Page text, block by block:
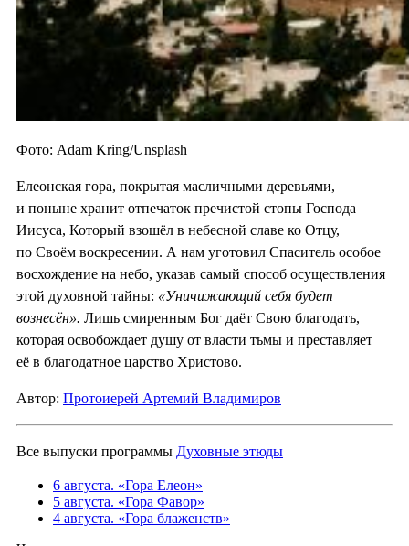
Фото: Adam Kring/Unsplash
Елеонская гора, покрытая масличными деревьями,
и поныне хранит отпечаток пречистой стопы Господа
Иисуса, Который взошёл в небесной славе ко Отцу,
по Своём воскресении. А нам уготовил Спаситель особое
восхождение на небо, указав самый способ осуществления
этой духовной тайны: «Уничижающий себя будет
вознесён». Лишь смиренным Бог даёт Свою благодать,
которая освобождает душу от власти тьмы и преставляет
её в благодатное царство Христово.
Автор: Протоиерей Артемий Владимиров
Все выпуски программы Духовные этюды
6 августа. «Гора Елеон»
5 августа. «Гора Фавор»
4 августа. «Гора блаженств»